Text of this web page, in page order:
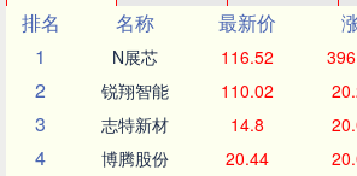
排名
名称 最新价
1
N展芯 116.52
2 锐翔智能 110.02
3 志特新材 14.8
4 博腾股份 20.44